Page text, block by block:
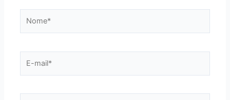
mail*